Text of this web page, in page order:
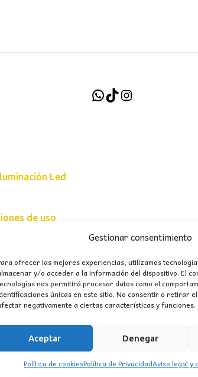
Gestionar consentimiento
ofrecer las mejores experiencias, utilizamos
y/o acceder a la información del dispositivo. El
nos permitirá procesar datos como el
únicas en este sitio. No consentir o retirar
negativamente a ciertas características y funciones.
Aceptar Denegar
Política de cookiesPolítica de PrivacidadAviso legal y
Led
de uso
Generales
WhatsApp
TikTokInstagram